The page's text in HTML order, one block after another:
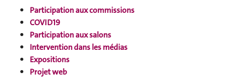
Participation aux commissions
COVID19
Participation aux salons
Intervention dans les médias
Expositions
Projet web